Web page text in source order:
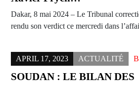
Dakar, 8 mai 2024 – Le Tribunal
rendu son verdict ce mercredi dans
APRIL 17, 2023 ACTUALITÉ
SOUDAN : LE BILAN DES